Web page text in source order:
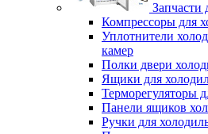
Запчасти
Компрессоры для
Уплотнители
камер
Полки двери
Ящики для
Терморегуляторы
Панели ящиков
Ручки для